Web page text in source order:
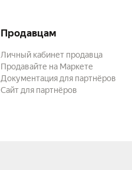
Продавцам
Личный кабинет продавца
Продавайте на Маркете
Документация для партнёров
Сайт для партнёров